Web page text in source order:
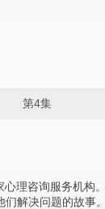
第4集
理咨询服务机构
解决问题的故事。